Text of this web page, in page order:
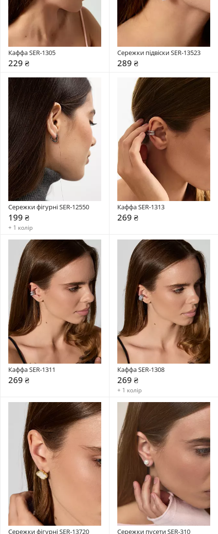
Каффа SER-1305
229 ₴
Сережки підвіски SER-13523
289 ₴
Сережки фігурні SER-12550
199 ₴
+ 1 колір
Каффа SER-1313
269 ₴
Каффа SER-1311
269 ₴
Каффа SER-1308
269 ₴
+ 1 колір
Сережки фігурні SER-13720 Сережки пусети SER-310